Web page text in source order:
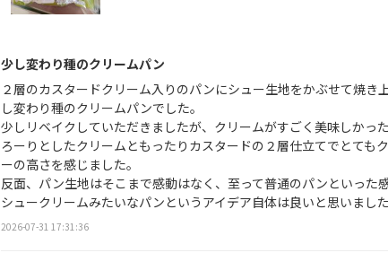
少し変わり種のクリームパン
２層のカスタードクリーム入りのパンにシュー生地をかぶせて焼き
し変わり種のクリームパンでした。
少しリベイクしていただきましたが、クリームがすごく美味しかっ
ろーりとしたクリームともったりカスタードの２層仕立てでとても
ーの高さを感じました。
反面、パン生地はそこまで感動はなく、至って普通のパンといった感
シュークリームみたいなパンというアイデア自体は良いと思いました
2026-07-31 17:31:36